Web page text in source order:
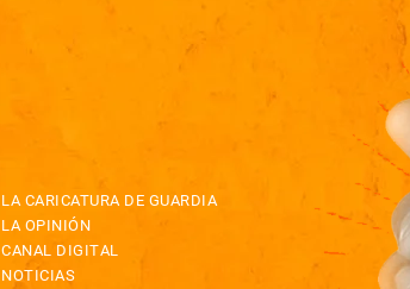
LA CARICATURA DE GUARDIA
LA OPINIÓN
CANAL DIGITAL
NOTICIAS